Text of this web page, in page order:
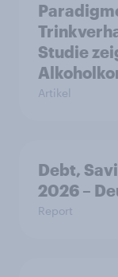
Studie
Artikel
Debt,
2026 –
Report